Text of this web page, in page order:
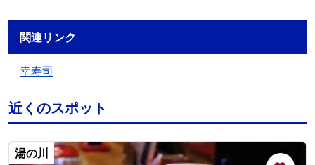
関連リンク
幸寿司
近くのスポット
湯の川